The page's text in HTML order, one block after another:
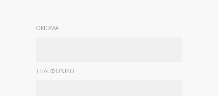
ΟΝΟΜΑ
ΤΗΛΕΦΩΝΙΚΟ